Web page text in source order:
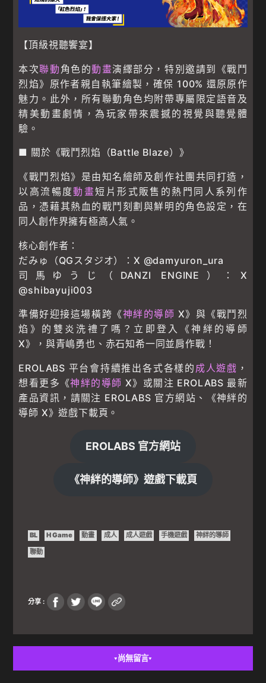
【頂級視聽饗宴】
本次聯動 角色的動畫演繹部分，特別邀請到《戰鬥
烈焰》原作者親自執筆繪製，確保 100% 還原原作
魅力。此外，所有聯動角色均附帶專屬限定語音及
精美動畫劇情，為玩家帶來震撼的視覺與聽覺體
驗。
■ 關於《戰鬥烈焰（Battle Blaze）》
《戰鬥烈焰》是由知名繪師及創作社團共同打造，
以高流暢度動畫短片形式販售的熱門同人系列作
品，憑藉其熱血的戰鬥刻劃與鮮明的角色設定，在
同人創作界擁有極高人氣。
核心創作者：
だみゅ（QGスタジオ）：X @damyuron_ura
司馬ゆうじ（DANZI ENGINE）：X
@shibayuji003
準備好迎接這場橫跨《神絆的導師 X》與《戰鬥烈
焰》的雙炎洗禮了嗎？立即登入《神絆的導師
X》，與青嶋勇也、赤石知希一同並肩作戰！
EROLABS 平台會持續推出各式各樣的 成人遊戲 ，
想看更多《神絆的導師 X》或關注 EROLABS 最新
產品資訊，請關注 EROLABS 官方網站、《神絆的
導師 X》遊戲下載頁。
EROLABS 官方網站
《神絆的導師》遊戲下載頁
BL H Game 動畫 成人 成人遊戲 手機遊戲
神絆的導師
聯動
分享 :
▼ 尚無留言▼